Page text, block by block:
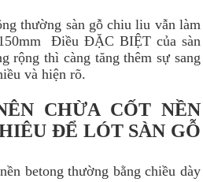
thường sàn gỗ chiu liu vẫn làm
Điều ĐẶC BIỆT của sàn
rộng thì càng tăng thêm sự sang
và hiện rõ.
CHỪA CỐT NỀN
ĐỂ LÓT SÀN GỖ
betong thường bằng chiều dày